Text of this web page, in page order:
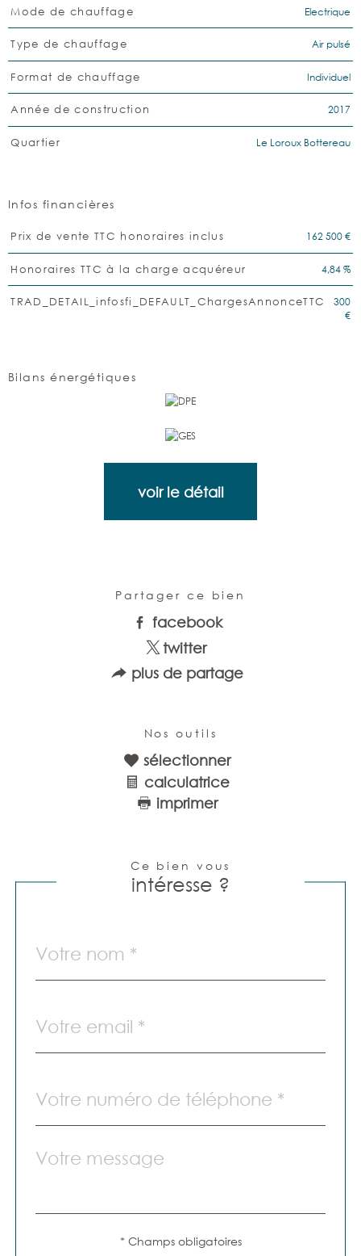
Mode de chauffage Electrique
Type de chauffage Air pulsé
Format de chauffage Individuel
Année de construction 2017
Quartier Le Loroux Bottereau
Infos financières
Caractéristiques Valeurs
Prix de vente TTC honoraires inclus 162 500 €
Honoraires TTC à la charge acquéreur 4,84 %
TRAD_DETAIL_infosfi_DEFAULT_ChargesAnnonceTTC
300
€
Bilans énergétiques
voir le détail
Partager ce bien
facebook
twitter
plus de partage
Nos outils
sélectionner
calculatrice
imprimer
Ce bien vous
intéresse ?
par
défaut
*
*
*
Fieldset
par
Message
*
* Champs obligatoires